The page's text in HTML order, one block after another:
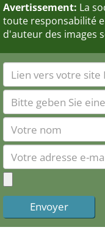
Avertissement: La
toute responsabilité
d'auteur des images